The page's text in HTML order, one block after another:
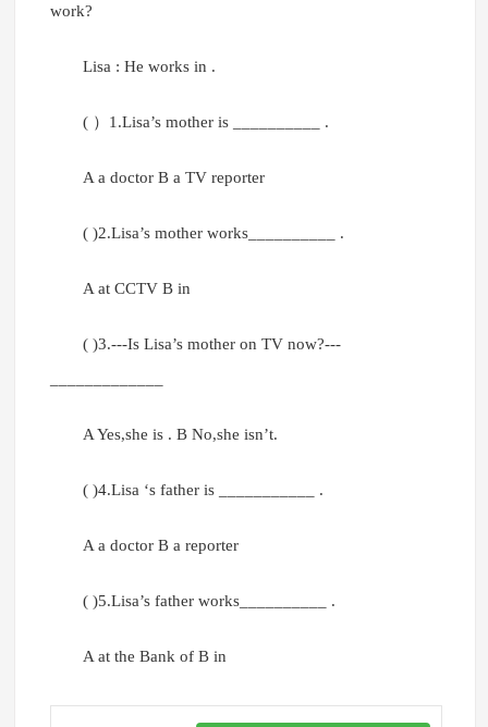
work?
Lisa : He works in .
( ）1.Lisa’s mother is __________ .
A a doctor B a TV reporter
( )2.Lisa’s mother works__________ .
A at CCTV B in
( )3.---Is Lisa’s mother on TV now?---
A Yes,she is . B No,she isn’t.
( )4.Lisa ‘s father is ___________ .
A a doctor B a reporter
( )5.Lisa’s father works__________ .
A at the Bank of B in